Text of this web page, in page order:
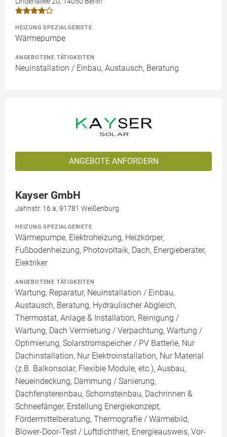
HEIZUNG SPEZIALGEBIETE
Wärmepumpe
ANGEBOTENE TÄTIGKEITEN
Neuinstallation / Einbau, Austausch, Beratung
ANGEBOTE ANFORDERN
Kayser GmbH
Jahnstr. 16 a, 91781 Weißenburg
HEIZUNG SPEZIALGEBIETE
Wärmepumpe, Elektroheizung, Heizkörper,
Fußbodenheizung, Photovoltaik, Dach, Energieberater,
Elektriker
ANGEBOTENE TÄTIGKEITEN
Wartung, Reparatur, Neuinstallation / Einbau,
Austausch, Beratung, Hydraulischer Abgleich,
Thermostat, Anlage & Installation, Reinigung /
Wartung, Dach Vermietung / Verpachtung, Wartung /
Optimierung, Solarstromspeicher / PV Batterie, Nur
Dachinstallation, Nur Elektroinstallation, Nur Material
(z.B. Balkonsolar, Flexible Module, etc.), Ausbau,
Neueindeckung, Dämmung / Sanierung,
Dachfenstereinbau, Schornsteinbau, Dachrinnen &
Schneefänger, Erstellung Energiekonzept,
Fördermittelberatung, Thermografie / Wärmebild,
Blower-Door-Test / Luftdichtheit, Energieausweis, Vor-